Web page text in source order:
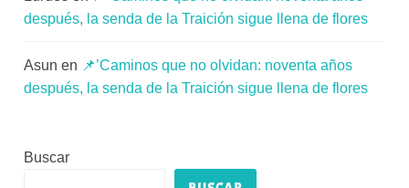
después, la senda de la Traición sigue llena de flores
Asun en 📌’Caminos que no olvidan: noventa años
después, la senda de la Traición sigue llena de flores
Buscar